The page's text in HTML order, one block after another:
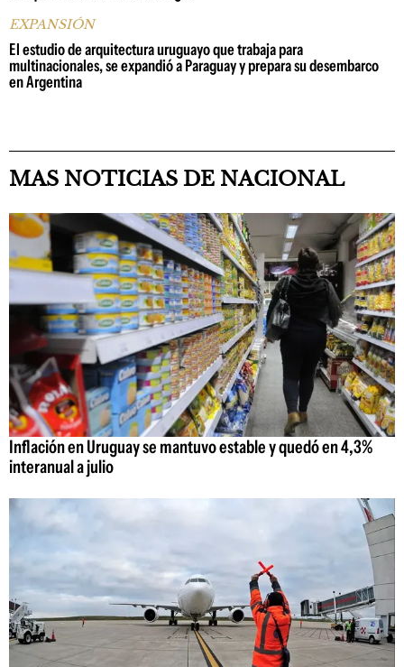
EXPANSIÓN
El estudio de arquitectura uruguayo que trabaja para
multinacionales, se expandió a Paraguay y prepara su desembarco
en Argentina
MAS NOTICIAS DE NACIONAL
Inflación en Uruguay se mantuvo estable y quedó en 4,3%
interanual a julio